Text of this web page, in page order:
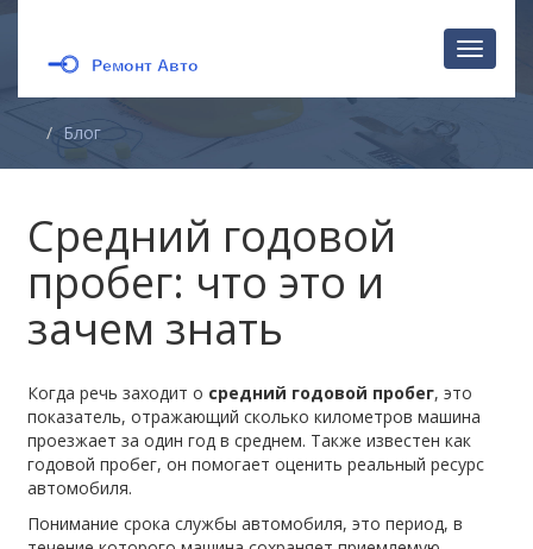
Блог
Средний годовой
пробег: что это и
зачем знать
Когда речь заходит о средний годовой пробег,это
показатель, отражающий сколько километров машина
проезжает за один год в среднем. Также известен как
годовой пробег, он помогает оценить реальный ресурс
автомобиля.
Пониманиесрока службы автомобиля,это период, в